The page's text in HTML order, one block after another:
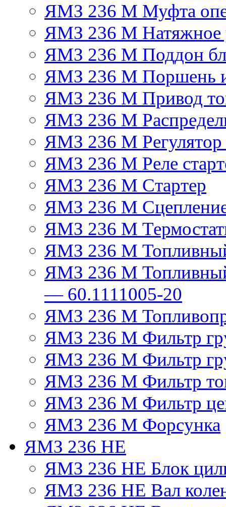
ЯМЗ 236 М Муфта
ЯМЗ 236 М Натяжное
ЯМЗ 236 М Поддон
ЯМЗ 236 М Поршень
ЯМЗ 236 М Привод
ЯМЗ 236 М
ЯМЗ 236 М Регулятор
ЯМЗ 236 М Реле
ЯМЗ 236 М Стартер
ЯМЗ 236 М
ЯМЗ 236 М
ЯМЗ 236 М
ЯМЗ 236 М
— 60.1111005-20
ЯМЗ 236 М
ЯМЗ 236 М Фильтр
ЯМЗ 236 М Фильтр
ЯМЗ 236 М Фильтр
ЯМЗ 236 М Фильтр
ЯМЗ 236 М Форсунка
ЯМЗ 236 НЕ
ЯМЗ 236 НЕ Блок
ЯМЗ 236 НЕ Вал